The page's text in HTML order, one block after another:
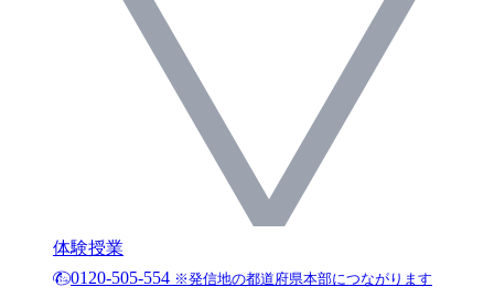
体験授業
0120-505-554 ※発信地の都道府県本部につながります